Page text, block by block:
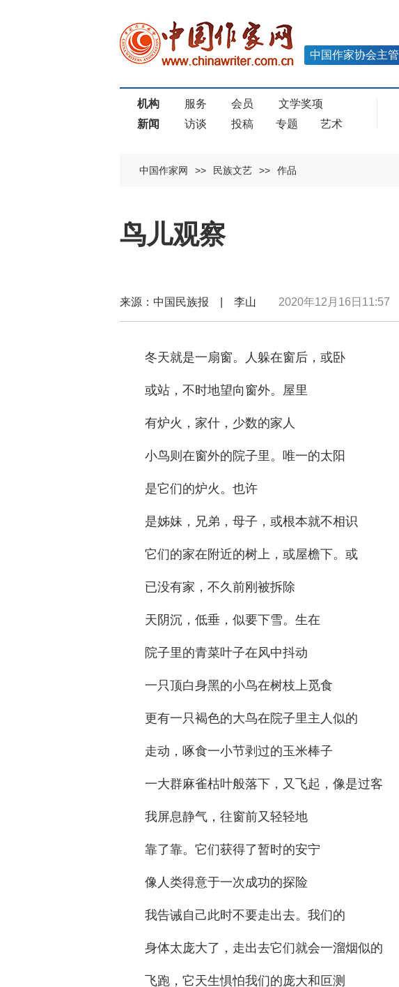
中国作家协会主管
机构 服务 会员
文学奖项
新闻
访谈 投稿 专题 艺术
中国作家网 >> 民族文艺 >> 作品
鸟儿观察
来源：中国民族报 | 李山 2020年12月16日11:57
冬天就是一扇窗。人躲在窗后，或卧
或站，不时地望向窗外。屋里
有炉火，家什，少数的家人
小鸟则在窗外的院子里。唯一的太阳
是它们的炉火。也许
是姊妹，兄弟，母子，或根本就不相识
它们的家在附近的树上，或屋檐下。或
已没有家，不久前刚被拆除
天阴沉，低垂，似要下雪。生在
院子里的青菜叶子在风中抖动
一只顶白身黑的小鸟在树枝上觅食
更有一只褐色的大鸟在院子里主人似的
走动，啄食一小节剥过的玉米棒子
一大群麻雀枯叶般落下，又飞起，像是过客
我屏息静气，往窗前又轻轻地
靠了靠。它们获得了暂时的安宁
像人类得意于一次成功的探险
我告诫自己此时不要走出去。我们的
身体太庞大了，走出去它们就会一溜烟似的
飞跑，它天生惧怕我们的庞大和叵测